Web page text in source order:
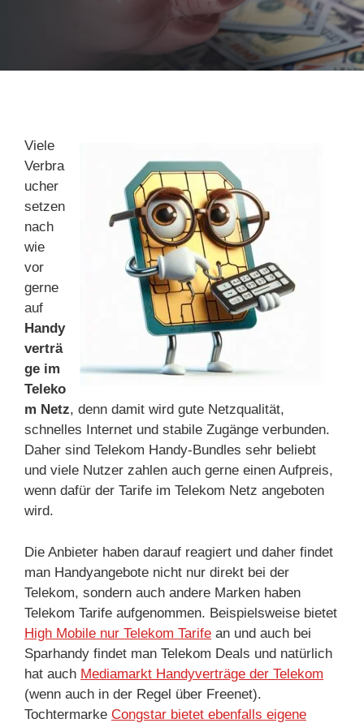
Viele
Verbra
ucher
setzen
nach
wie
vor
gerne
auf
Handy
verträ
ge im
Teleko
m Netz, denn damit wird gute Netzqualität,
schnelles Internet und stabile Zugänge verbunden.
Daher sind Telekom Handy-Bundles sehr beliebt
und viele Nutzer zahlen auch gerne einen Aufpreis,
wenn dafür der Tarife im Telekom Netz angeboten
wird.
Die Anbieter haben darauf reagiert und daher findet
man Handyangebote nicht nur direkt bei der
Telekom, sondern auch andere Marken haben
Telekom Tarife aufgenommen. Beispielsweise bietet
High Mobile nur Telekom Tarife an und auch bei
Sparhandy findet man Telekom Deals und natürlich
hat auch Mediamarkt Handyverträge der Telekom
(wenn auch in der Regel über Freenet).
Tochtermarke Congstar bietet ebenfalls eigene